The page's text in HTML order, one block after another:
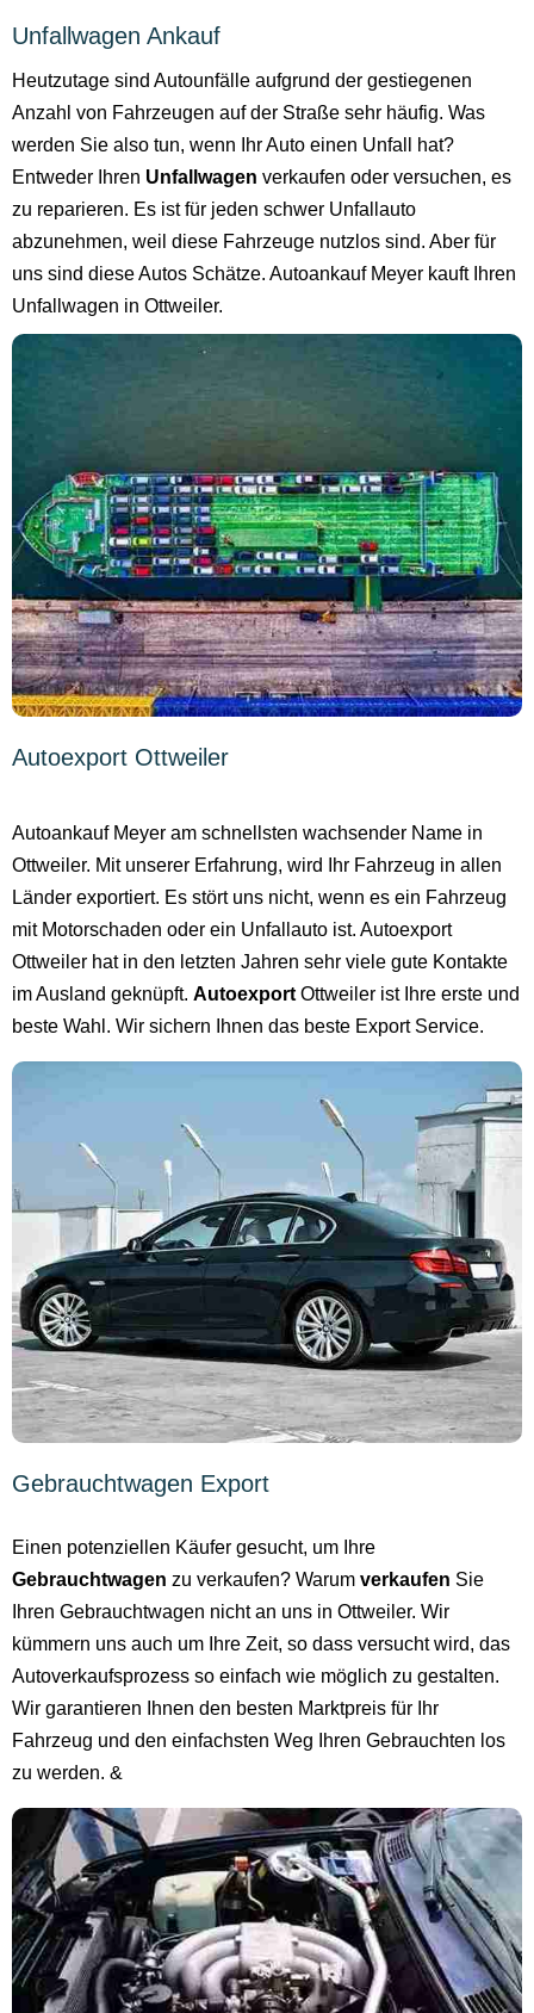
Unfallwagen Ankauf
Heutzutage sind Autounfälle aufgrund der gestiegenen
Anzahl von Fahrzeugen auf der Straße sehr häufig. Was
werden Sie also tun, wenn Ihr Auto einen Unfall hat?
Entweder Ihren Unfallwagen verkaufen oder versuchen, es
zu reparieren. Es ist für jeden schwer Unfallauto
abzunehmen, weil diese Fahrzeuge nutzlos sind. Aber für
uns sind diese Autos Schätze. Autoankauf Meyer kauft Ihren
Unfallwagen in Ottweiler.
Autoexport Ottweiler
Autoankauf Meyer am schnellsten wachsender Name in
Ottweiler. Mit unserer Erfahrung, wird Ihr Fahrzeug in allen
Länder exportiert. Es stört uns nicht, wenn es ein Fahrzeug
mit Motorschaden oder ein Unfallauto ist. Autoexport
Ottweiler hat in den letzten Jahren sehr viele gute Kontakte
im Ausland geknüpft. Autoexport Ottweiler ist Ihre erste und
beste Wahl. Wir sichern Ihnen das beste Export Service.
Gebrauchtwagen Export
Einen potenziellen Käufer gesucht, um Ihre
Gebrauchtwagen zu verkaufen? Warum verkaufen Sie
Ihren Gebrauchtwagen nicht an uns in Ottweiler. Wir
kümmern uns auch um Ihre Zeit, so dass versucht wird, das
Autoverkaufsprozess so einfach wie möglich zu gestalten.
Wir garantieren Ihnen den besten Marktpreis für Ihr
Fahrzeug und den einfachsten Weg Ihren Gebrauchten los
zu werden. &